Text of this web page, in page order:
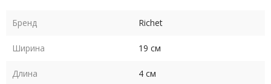
Бренд Richet
Ширина 19 см
Длина 4 см